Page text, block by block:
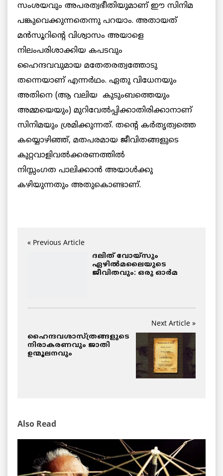
സംശയവും അപരത്വഭീതിയുമാണ് ഈ സിനിമ
പങ്കുവെക്കുന്നതെന്നു പറയാം. അതായത്
മന്‍സൂറിന്‍റെ വിശ്വാസം അയാളെ
നിലംപരിശാക്കിയ കപടവും
ഹൈന്ദവവുമായ മതേതരത്വത്തോടു
തന്നെയാണ് എന്നർഥം. ഏതു വിധേനയും
അതിനെ (ആ വലിയ കുടുംബത്തെയും
അമ്മയെയും) മുറിവേൽപ്പിക്കാതിരിക്കാനാണ്
സിനിമയും ശ്രമിക്കുന്നത്. തന്‍റെ കർതൃത്വത്തെ
കയ്യൊഴിഞ്ഞ്, മതപരമായ ജീവിതങ്ങളുടെ
കുറ്റവാളിവല്‍ക്കരണത്തില്‍
നിസ്സംഗത പാലിക്കാൻ അയാള്‍ക്കു
കഴിയുന്നതും അതുകൊണ്ടാണ്.
« Previous Article
ദലിത് വോയ്‌സും
ഏഴിൽമലൈയുടെ
ജീവിതവും: ഒരു ഓർമ
Next Article »
ഹൈന്ദവശാസ്ത്രങ്ങളുടെ
നിരാകരണവും ജാതി
ഉന്മൂലനവും
Also Read